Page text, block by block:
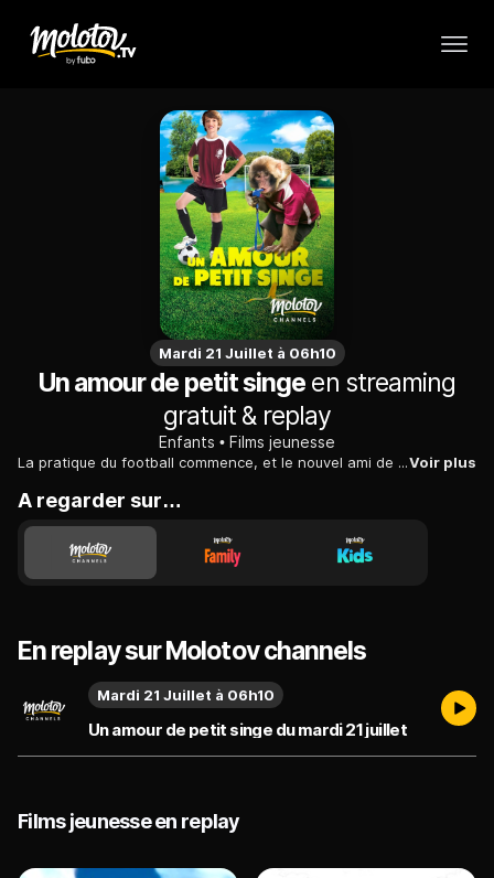
Mardi 21 Juillet à 06h10
Un amour de petit singe en streaming
gratuit & replay
Enfants Films jeunesse
La pratique du football commence, et le nouvel ami de Chris l'invite à libérer les animaux maltraités de la foire locale. Chris doit trouver un moyen de cacher Momo, un adorable petit singe, à Malick qui maltraite les animaux dans son spectacle...Voir plus
A regarder sur…
En replay sur Molotov channels
Un amour de petit singe du mardi 21 juillet
Mardi 21 Juillet à 06h10
Films jeunesse en replay